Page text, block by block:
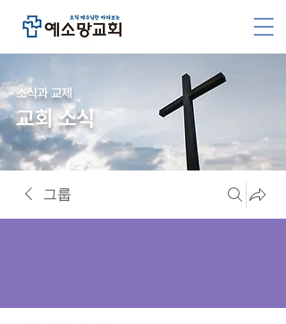
소식과 교제
교회 소식
그룹